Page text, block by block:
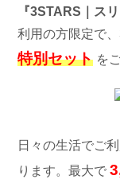
『3STARS｜ス
利用の方限定で
特別セット を
日々の生活でご
ります。最大で